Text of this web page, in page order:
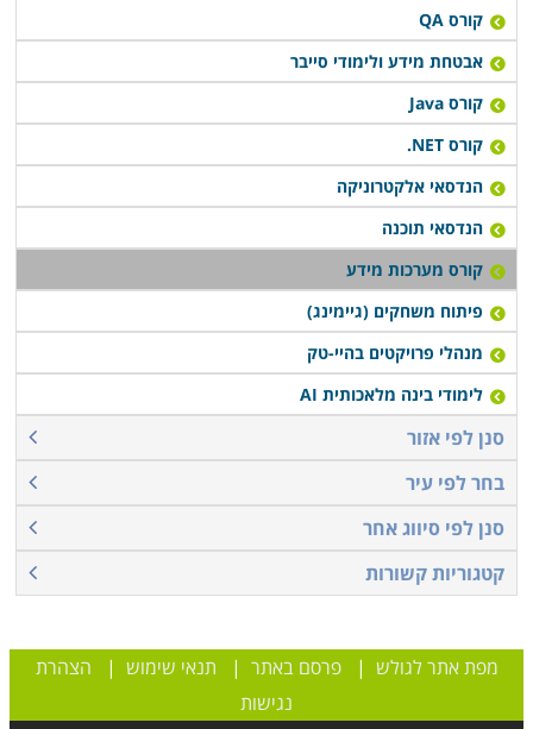
קורס QA
אבטחת מידע ולימודי סייבר
קורס Java
קורס NET.
הנדסאי אלקטרוניקה
הנדסאי תוכנה
קורס מערכות מידע
פיתוח משחקים (גיימינג)
מנהלי פרויקטים בהיי-טק
לימודי בינה מלאכותית AI
סנן לפי אזור
בחר לפי עיר
סנן לפי סיווג אחר
קטגוריות קשורות
מפת אתר לגולש |פרסם באתר | תנאי שימוש | הצהרת
נגישות